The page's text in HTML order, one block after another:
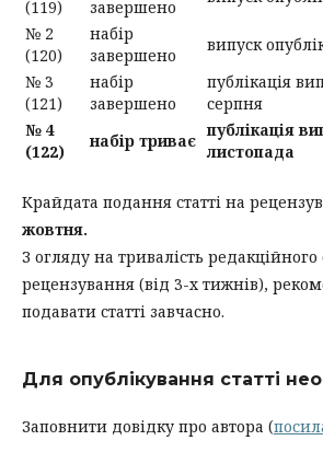
(119)
завершено
№ 2
(120)
набір
завершено
випуск
№ 3
(121)
набір
завершено
публікація
серпня
№ 4
(122)
набір триває
публікація
листопада
Крайдата подання статті на
жовтня.
З огляду на тривалість
рецензування (від 3-х тижнів),
подавати статті завчасно.
Для опублікування статті
Заповнити довідку про автора (